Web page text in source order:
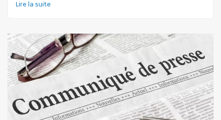
Lire la suite